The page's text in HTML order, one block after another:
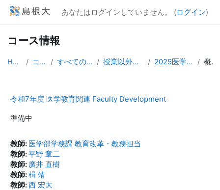
メインコンテンツへスキップする
あなたはログインしていません。 (ログイン)
コース情報
Home コース すべてのコース 授業以外のコース 2025医学教育FD 概要
令和7年度 医学教育関連 Faculty Development
準備中
教師: 医学部学務課 教育改革・教務担当
教師:平野 章二
教師: 廣井 直樹
教師:楫 靖
教師:西 宏大